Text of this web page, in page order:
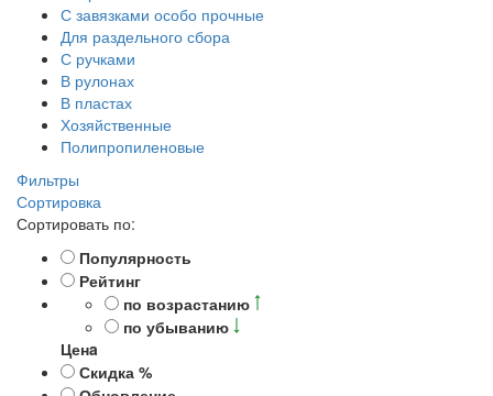
С завязками особо прочные
Для раздельного сбора
С ручками
В рулонах
В пластах
Хозяйственные
Полипропиленовые
Фильтры
Сортировка
Сортировать по:
Популярность
Рейтинг
по возрастанию
по убыванию
Ценa
Скидка %